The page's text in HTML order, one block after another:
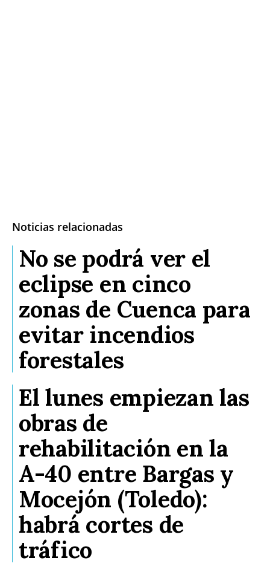
Noticias relacionadas
No se podrá ver el
eclipse en cinco
zonas de Cuenca para
evitar incendios
forestales
El lunes empiezan las
obras de
rehabilitación en la
A-40 entre Bargas y
Mocejón (Toledo):
habrá cortes de
tráfico